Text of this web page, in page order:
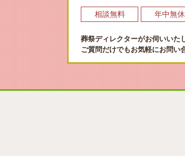
相談無料 年中無休
葬祭ディレクターがお伺いいた
ご質問だけでもお気軽にお問い